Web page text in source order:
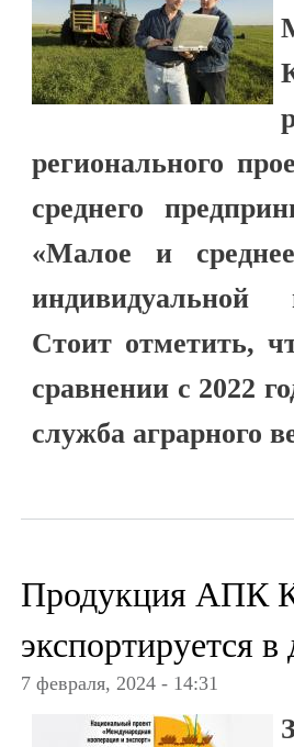
регионального
среднего
«Малое и
индивидуальной
Стоит отметить,
сравнении с 2022
служба аграрного
Продукция АПК
экспортируется в
7 февраля, 2024 - 14:31